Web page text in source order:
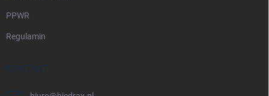
PPWR
Regulamin
KONTAKT